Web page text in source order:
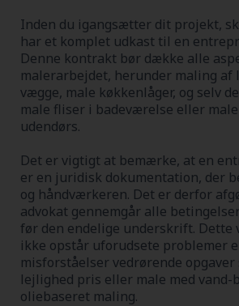
Inden du igangsætter dit projekt,
har et komplet udkast til en
Denne kontrakt bør dække alle
malerarbejdet, herunder maling af
vægge, male køkkenlåger, og selv
male fliser i badeværelse eller
udendørs.
Det er vigtigt at bemærke, at en
er en juridisk dokumentation, der
og håndværkeren. Det er derfor
advokat gennemgår alle
før den endelige underskrift. Dette
ikke opstår uforudsete problemer
misforståelser vedrørende
lejlighed pris eller male med vand-
oliebaseret maling.